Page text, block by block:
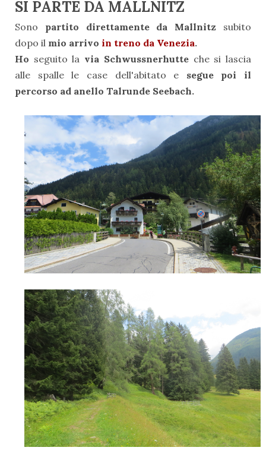
SI PARTE DA MALLNITZ
Sono partito direttamente da Mallnitz subito
dopo il mio arrivo in treno da Venezia.
Ho seguito la via Schwussnerhutte che si lascia
alle spalle le case dell'abitato e segue poi il
percorso ad anello Talrunde Seebach.